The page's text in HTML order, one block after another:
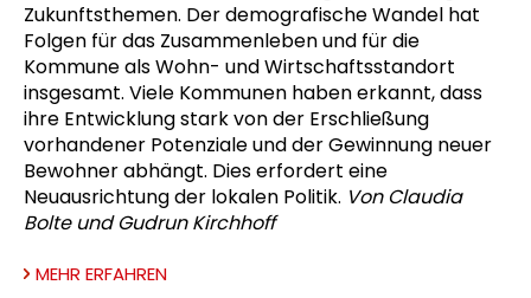
Zukunftsthemen. Der demografische Wandel hat
Folgen für das Zusammenleben und für die
Kommune als Wohn- und Wirtschaftsstandort
insgesamt. Viele Kommunen haben erkannt, dass
ihre Entwicklung stark von der Erschließung
vorhandener Potenziale und der Gewinnung neuer
Bewohner abhängt. Dies erfordert eine
Neuausrichtung der lokalen Politik. Von Claudia
Bolte und Gudrun Kirchhoff
MEHR ERFAHREN